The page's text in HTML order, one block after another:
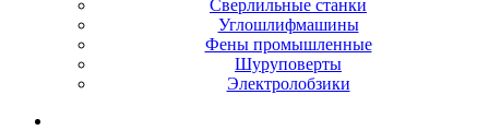
Сверлильные станки
Углошлифмашины
Фены промышленные
Шуруповерты
Электролобзики